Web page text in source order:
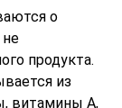
о
продукта.
из
витамины А,